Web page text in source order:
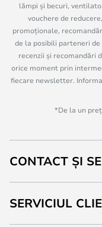
lămpi și becuri,
vouchere de
promoționale,
de la posibili parteneri
recenzii și recomandări
orice moment prin
fiecare newsletter.
*De la un
CONTACT ȘI
SERVICIUL